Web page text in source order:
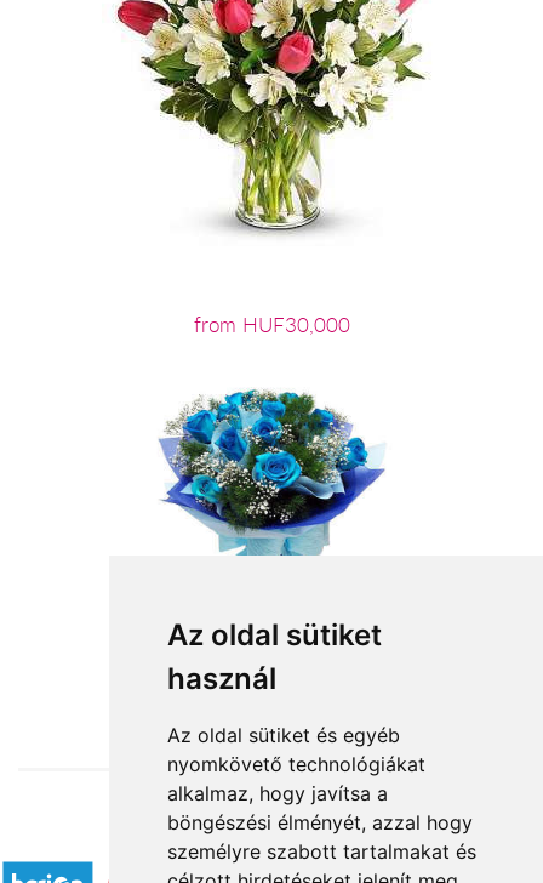
Az oldal sütiket
használ
Az oldal sütiket és egyéb
nyomkövető technológiákat
alkalmaz, hogy javítsa a
böngészési élményét, azzal hogy
személyre szabott tartalmakat és
from HUF30,000
from HUF32,000
Accepted payment methods